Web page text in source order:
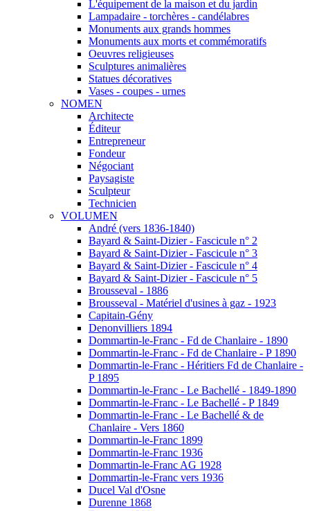
L'équipement de la maison et du jardin
Lampadaire - torchères - candélabres
Monuments aux grands hommes
Monuments aux morts et commémoratifs
Oeuvres religieuses
Sculptures animalières
Statues décoratives
Vases - coupes - urnes
NOMEN
Architecte
Éditeur
Entrepreneur
Fondeur
Négociant
Paysagiste
Sculpteur
Technicien
VOLUMEN
André (vers 1836-1840)
Bayard & Saint-Dizier - Fascicule n° 2
Bayard & Saint-Dizier - Fascicule n° 3
Bayard & Saint-Dizier - Fascicule n° 4
Bayard & Saint-Dizier - Fascicule n° 5
Brousseval - 1886
Brousseval - Matériel d'usines à gaz - 1923
Capitain-Gény
Denonvilliers 1894
Dommartin-le-Franc - Fd de Chanlaire - 1890
Dommartin-le-Franc - Fd de Chanlaire - P 1890
Dommartin-le-Franc - Héritiers Fd de Chanlaire -
P 1895
Dommartin-le-Franc - Le Bachellé - 1849-1890
Dommartin-le-Franc - Le Bachellé - P 1849
Dommartin-le-Franc - Le Bachellé & de
Chanlaire - Vers 1860
Dommartin-le-Franc 1899
Dommartin-le-Franc 1936
Dommartin-le-Franc AG 1928
Dommartin-le-Franc vers 1936
Ducel Val d'Osne
Durenne 1868